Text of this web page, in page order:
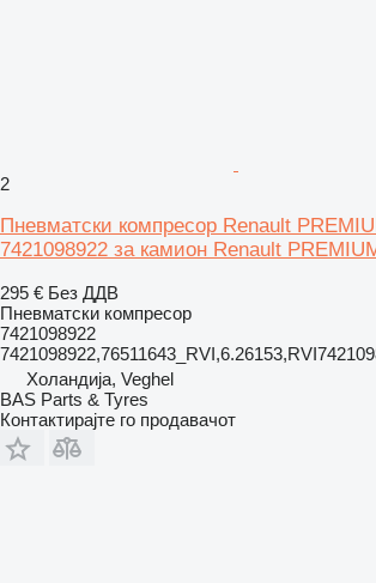
2
Пневматски компресор Renault
7421098922 за камион Renault
295 € Без ДДВ
Пневматски компресор
7421098922
Холандија, Veghel
BAS Parts & Tyres
Контактирајте го продавачот